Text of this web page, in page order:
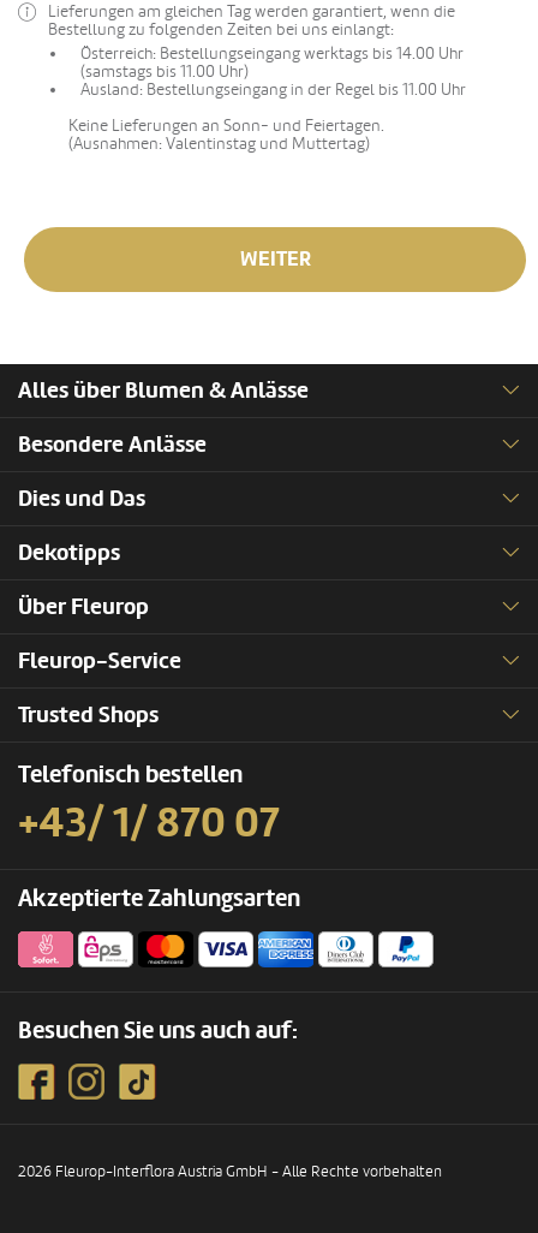
Lieferungen am gleichen Tag werden garantiert, wenn die
Bestellung zu folgenden Zeiten bei uns einlangt:
Österreich: Bestellungseingang werktags bis 14.00 Uhr
(samstags bis 11.00 Uhr)
Ausland: Bestellungseingang in der Regel bis 11.00 Uhr
Keine Lieferungen an Sonn- und Feiertagen.
(Ausnahmen: Valentinstag und Muttertag)
WEITER
Alles über Blumen & Anlässe
Besondere Anlässe
Dies und Das
Dekotipps
Über Fleurop
Fleurop-Service
Trusted Shops
Telefonisch bestellen
+43/ 1/ 870 07
Akzeptierte Zahlungsarten
Besuchen Sie uns auch auf:
2026 Fleurop-Interflora Austria GmbH - Alle Rechte vorbehalten